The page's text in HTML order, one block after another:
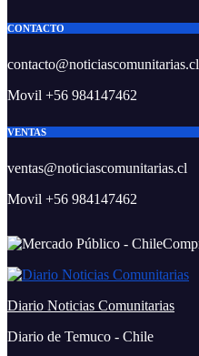
CONTACTO
contacto@noticiascomunitarias.cl
Movil +56 984147462
VENTAS
ventas@noticiascomunitarias.cl
Movil +56 984147462
Diario Noticias Comunitarias
Diario de Temuco - Chile